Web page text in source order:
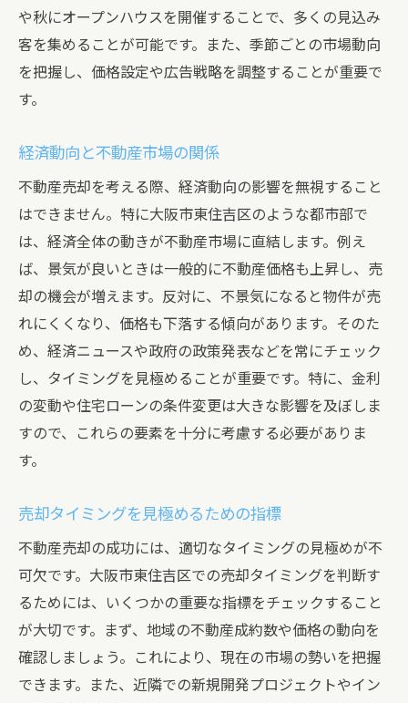
や秋にオープンハウスを開催することで、多くの見込み
客を集めることが可能です。また、季節ごとの市場動向
を把握し、価格設定や広告戦略を調整することが重要で
す。
経済動向と不動産市場の関係
不動産売却を考える際、経済動向の影響を無視すること
はできません。特に大阪市東住吉区のような都市部で
は、経済全体の動きが不動産市場に直結します。例え
ば、景気が良いときは一般的に不動産価格も上昇し、売
却の機会が増えます。反対に、不景気になると物件が売
れにくくなり、価格も下落する傾向があります。そのた
め、経済ニュースや政府の政策発表などを常にチェック
し、タイミングを見極めることが重要です。特に、金利
の変動や住宅ローンの条件変更は大きな影響を及ぼしま
すので、これらの要素を十分に考慮する必要がありま
す。
売却タイミングを見極めるための指標
不動産売却の成功には、適切なタイミングの見極めが不
可欠です。大阪市東住吉区での売却タイミングを判断す
るためには、いくつかの重要な指標をチェックすること
が大切です。まず、地域の不動産成約数や価格の動向を
確認しましょう。これにより、現在の市場の勢いを把握
できます。また、近隣での新規開発プロジェクトやイン